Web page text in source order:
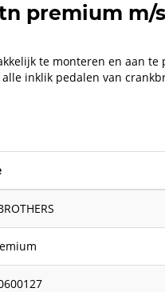
premium m/
te monteren en aan te
inklik pedalen van